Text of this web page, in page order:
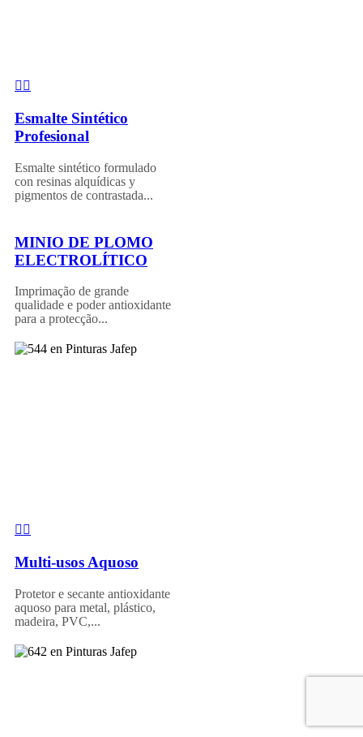
Esmalte Sintético
Profesional
Esmalte sintético formulado
con resinas alquídicas y
pigmentos de contrastada...
MINIO DE PLOMO
ELECTROLÍTICO
Imprimação de grande
qualidade e poder antioxidante
para a protecção...
Multi-usos Aquoso
Protetor e secante antioxidante
aquoso para metal, plástico,
madeira, PVC,...